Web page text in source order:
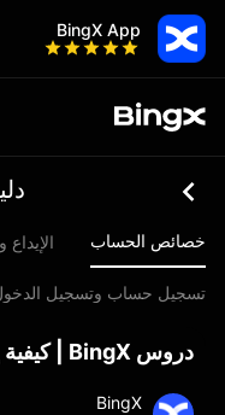
BingX App
خصائص الحساب
تسجيل حساب وتسجيل
دروس BingX | كيفية إكمال KYC أو التحقق من الهوية
BingX